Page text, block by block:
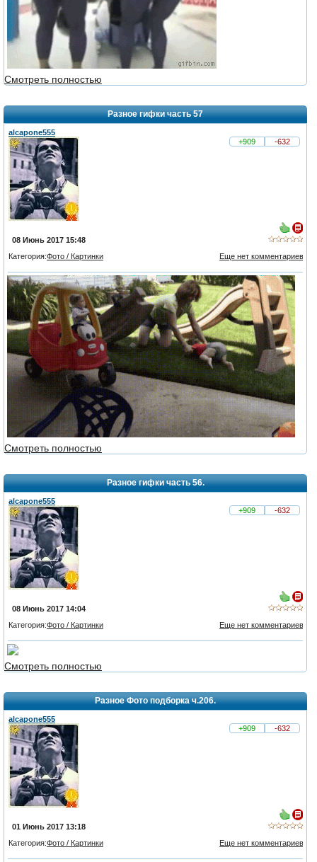
Смотреть полностью
Разное гифки часть 57
alcapone555
+909
-632
08 Июнь 2017 15:48
Еще нет комментариев
Категория:Фото / Картинки
Смотреть полностью
Разное гифки часть 56.
alcapone555
+909
-632
08 Июнь 2017 14:04
Еще нет комментариев
Категория:Фото / Картинки
Смотреть полностью
Разное Фото подборка ч.206.
alcapone555
+909
-632
01 Июнь 2017 13:18
Еще нет комментариев
Категория:Фото / Картинки